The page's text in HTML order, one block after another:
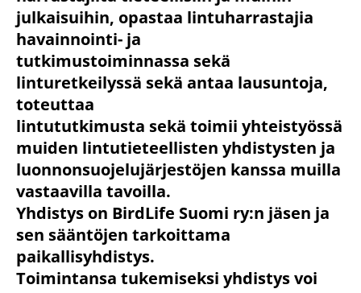
julkaisuihin, opastaa lintuharrastajia
havainnointi- ja
tutkimustoiminnassa sekä
linturetkeilyssä sekä antaa lausuntoja,
toteuttaa
lintututkimusta sekä toimii yhteistyössä
muiden lintutieteellisten yhdistysten ja
luonnonsuojelujärjestöjen kanssa muilla
vastaavilla tavoilla.
Yhdistys on BirdLife Suomi ry:n jäsen ja
sen sääntöjen tarkoittama
paikallisyhdistys.
Toimintansa tukemiseksi yhdistys voi